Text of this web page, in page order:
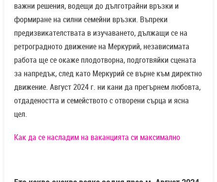
важни решения, водещи до дълготрайни връзки и
формиране на силни семейни връзки. Въпреки
предизвикателствата в изучаването, дължащи се на
ретроградното движение на Меркурий, независимата
работа ще се окаже плодотворна, подготвяйки сцената
за напредък, след като Меркурий се върне към директно
движение. Август 2024 г. ни кани да прегърнем любовта,
отдадеността и семейството с отворени сърца и ясна
цел.
Kак да се насладим на ваканцията си максимално